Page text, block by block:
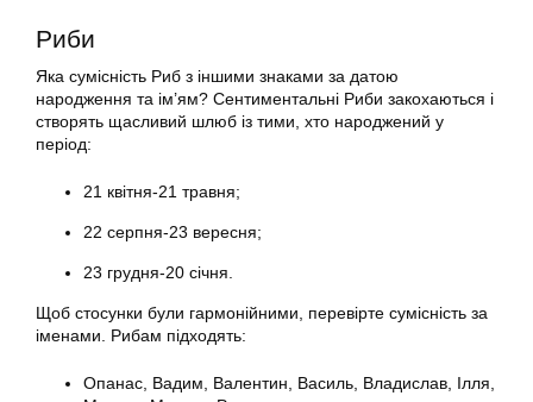
Риби
Яка сумісність Риб з іншими знаками за датою
народження та ім’ям? Сентиментальні Риби закохаються і
створять щасливий шлюб із тими, хто народжений у
період:
21 квітня-21 травня;
22 серпня-23 вересня;
23 грудня-20 січня.
Щоб стосунки були гармонійними, перевірте сумісність за
іменами. Рибам підходять:
Опанас, Вадим, Валентин, Василь, Владислав, Ілля,